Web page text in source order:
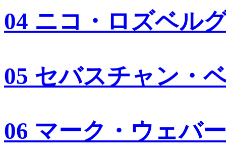
04 ニコ・ロズベル
05 セバスチャン・
06 マーク・ウェバー